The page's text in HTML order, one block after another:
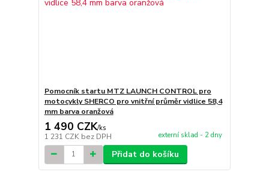
Pomocník startu MTZ LAUNCH CONTROL pro
motocykly SHERCO pro vnitřní průměr vidlice 58,4
mm barva oranžová
1 490 CZK/ks
1 231 CZK bez DPH externí sklad - 2 dny
Přidat do košíku